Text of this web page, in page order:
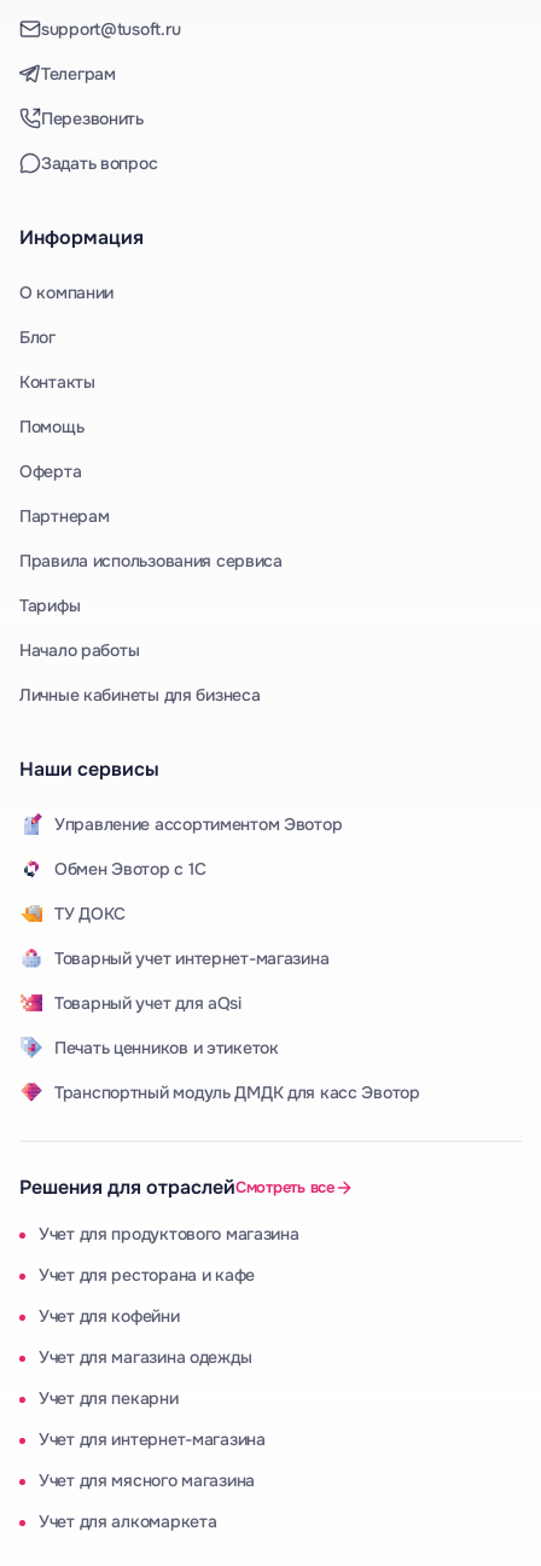
support@tusoft.ru
Телеграм
Перезвонить
Задать вопрос
Информация
О компании
Блог
Контакты
Помощь
Оферта
Партнерам
Правила использования сервиса
Тарифы
Начало работы
Личные кабинеты для бизнеса
Наши сервисы
Управление ассортиментом Эвотор
Обмен Эвотор с 1С
ТУ ДОКС
Товарный учет интернет-магазина
Товарный учет для aQsi
Печать ценников и этикеток
Транспортный модуль ДМДК для касс Эвотор
Решения для отраслейСмотреть все
Учет для продуктового магазина
Учет для ресторана и кафе
Учет для кофейни
Учет для магазина одежды
Учет для пекарни
Учет для интернет-магазина
Учет для мясного магазина
Учет для алкомаркета